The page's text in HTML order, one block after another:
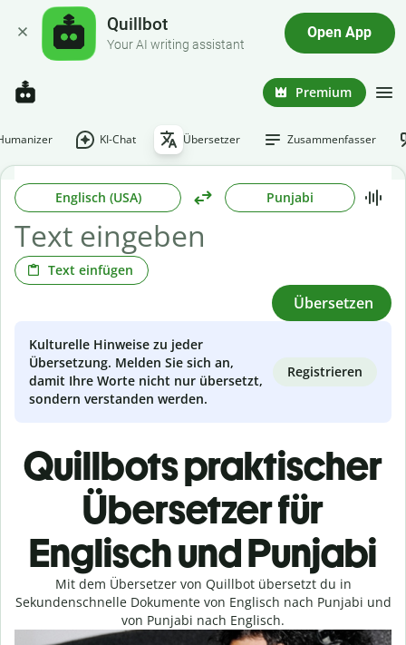
Quillbot
Your AI writing assistant
Open App
Premium
KI-Chat Übersetzer Zusammenfasser
Englisch (USA) Punjabi
Text einfügen
Übersetzen
Kulturelle Hinweise zu jeder
Übersetzung. Melden Sie sich an,
damit Ihre Worte nicht nur übersetzt,
sondern verstanden werden.
Registrieren
Quillbots praktischer
Übersetzer für
Englisch und Punjabi
Mit dem Übersetzer von Quillbot übersetzt du in
Sekundenschnelle Dokumente von Englisch nach Punjabi und
von Punjabi nach Englisch.